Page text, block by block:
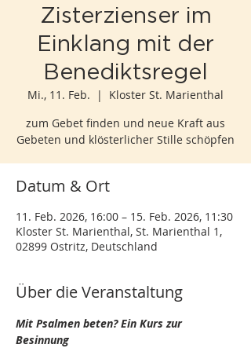
Zisterzienser im
Einklang mit der
Benediktsregel
Mi., 11. Feb.
  |
Kloster St. Marienthal
zum Gebet finden und neue Kraft aus
Gebeten und klösterlicher Stille schöpfen
Datum & Ort
11. Feb. 2026, 16:00 – 15. Feb. 2026, 11:30
Kloster St. Marienthal, St. Marienthal 1,
02899 Ostritz, Deutschland
Über die Veranstaltung
Mit Psalmen beten? Ein Kurs zur
Besinnung